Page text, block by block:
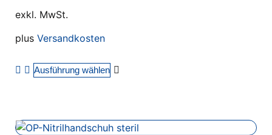
exkl. MwSt.
plus Versandkosten
Ausführung wählen